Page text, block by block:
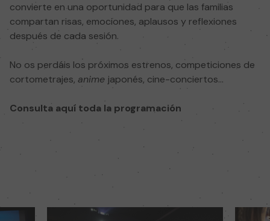
convierte en una oportunidad para que las familias
compartan risas, emociones, aplausos y reflexiones
después de cada sesión.
No os perdáis los próximos estrenos, competiciones de
cortometrajes, anime japonés, cine-conciertos…
Consulta aquí toda la programación